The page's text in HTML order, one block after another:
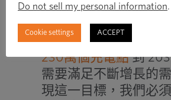
達 300 英里。
基礎設施有限:這
車製造商和貿易商協會
230萬個充電點到
需要滿足不斷增長的
現這一目標，我們必
Do not sell my personal information.
Cookie settings ACCEPT